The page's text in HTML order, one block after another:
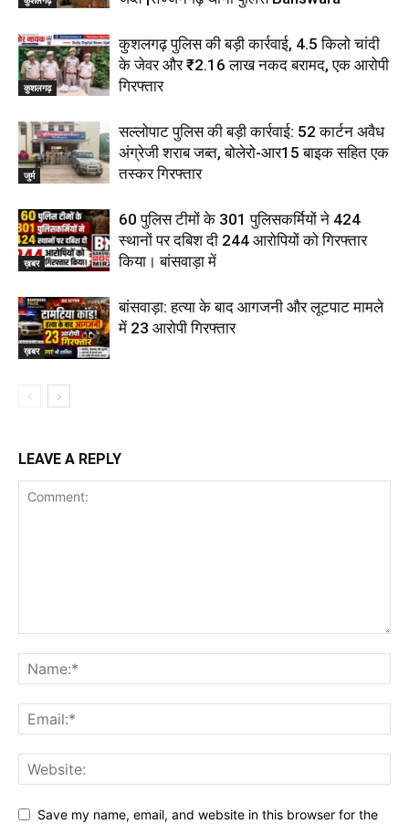
कुशलगढ़
कुशलगढ़ पुलिस की बड़ी कार्रवाई, 4.5 किलो चांदी
के जेवर और ₹2.16 लाख नकद बरामद, एक आरोपी
गिरफ्तार
जुर्म
सल्लोपाट पुलिस की बड़ी कार्रवाई: 52 कार्टन अवैध
अंग्रेजी शराब जब्त, बोलेरो-आर15 बाइक सहित एक
तस्कर गिरफ्तार
ख़बर
60 पुलिस टीमों के 301 पुलिसकर्मियों ने 424
स्थानों पर दबिश दी 244 आरोपियों को गिरफ्तार
किया। बांसवाड़ा में
ख़बर
बांसवाड़ा: हत्या के बाद आगजनी और लूटपाट मामले
में 23 आरोपी गिरफ्तार
LEAVE A REPLY
Save my name, email, and website in this browser for the